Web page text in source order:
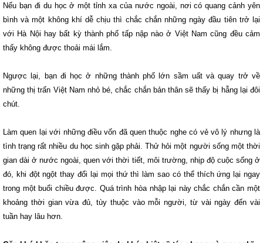
Nếu bạn đi du học ở một tỉnh xa của nước ngoài, nơi có quang cảnh yên
bình và một không khí dễ chịu thì chắc chắn những ngày đầu tiên trở lại
với Hà Nội hay bất kỳ thành phố tấp nập nào ở Việt Nam cũng đều cảm
thấy không được thoải mái lắm.
Ngược lại, bạn đi học ở những thành phố lớn sầm uất và quay trở về
những thị trấn Việt Nam nhỏ bé, chắc chắn bản thân sẽ thấy bị hẫng lại đôi
chút.
Làm quen lại với những điều vốn đã quen thuộc nghe có vẻ vô lý nhưng là
tình trạng rất nhiều du học sinh gặp phải. Thử hỏi một người sống một thời
gian dài ở nước ngoài, quen với thời tiết, môi trường, nhịp độ cuộc sống ở
đó, khi đột ngột thay đổi lại mọi thứ thì làm sao có thể thích ứng lại ngay
trong một buổi chiều được. Quá trình hòa nhập lại này chắc chắn cần một
khoảng thời gian vừa đủ, tùy thuộc vào mỗi người, từ vài ngày đến vài
tuần hay lâu hơn.